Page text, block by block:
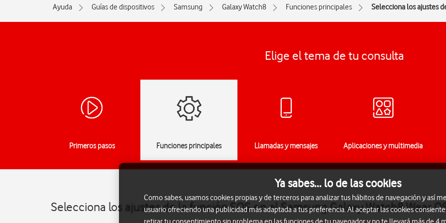
Ayuda Guías de dispositivos Samsung Galaxy Watch8 Funciones principales Selecciona los ajustes
Elige el tema de tu consulta
Primeros pasos Funciones principales Llamadas y mensajes Aplicaciones y multimedia
Selecciona los ajustes de la función SOS en el Samsung Galaxy Watch8 Wear
Ya sabes... lo de las cookies
Como sabes, usamos cookies propias y de terceros para analizar tus hábitos de navegación y así
usuario ofreciendo una publicidad más adaptada a tus preferencia. Al aceptar las cookies